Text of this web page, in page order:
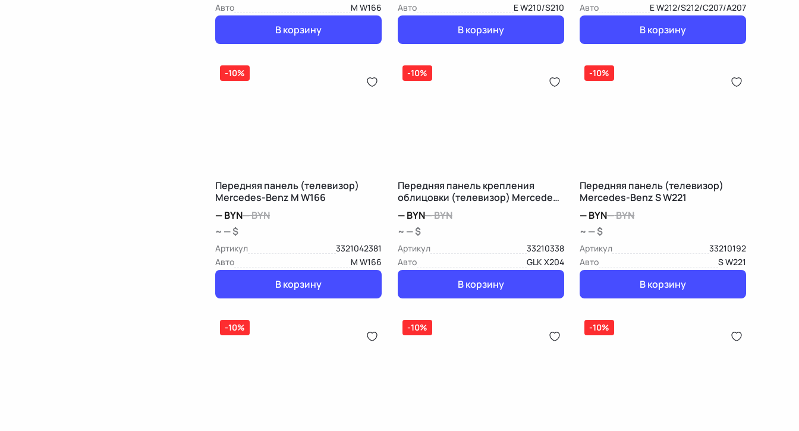
Авто
M W166
В корзину
Авто
E W210/S210
В корзину
Авто
E W212/S212/C207/A207
В корзину
-10%
Передняя панель (телевизор)
Mercedes-Benz M W166
—BYN—BYN
~ — $
Артикул
3321042381
Авто
M W166
В корзину
-10%
Передняя панель крепления
облицовки (телевизор) Mercedes-
Benz GLK X204
—BYN—BYN
~ — $
Артикул
33210338
Авто
GLK X204
В корзину
-10%
Передняя панель (телевизор)
Mercedes-Benz S W221
—BYN—BYN
~ — $
Артикул
33210192
Авто
S W221
В корзину
-10% -10% -10%